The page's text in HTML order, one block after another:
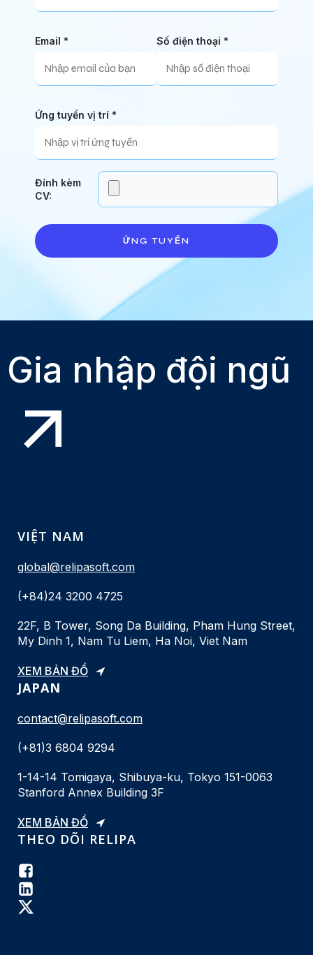
Email * Số điện thoại *
Ứng tuyển vị trí *
Đính kèm
CV:
ỨNG TUYỂN
Gia nhập đội ngũ
VIỆT NAM
global@relipasoft.com
(+84)24 3200 4725
22F, B Tower, Song Da Building, Pham Hung Street,
My Dinh 1, Nam Tu Liem, Ha Noi, Viet Nam
XEM BẢN ĐỒ
JAPAN
contact@relipasoft.com
(+81)3 6804 9294
1-14-14 Tomigaya, Shibuya-ku, Tokyo 151-0063
Stanford Annex Building 3F
XEM BẢN ĐỒ
THEO DÕI RELIPA